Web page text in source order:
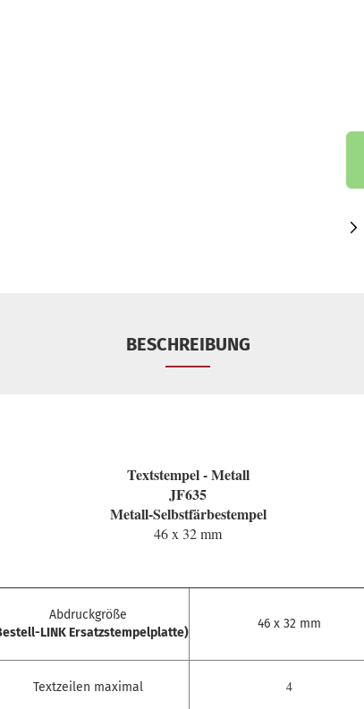
BESCHREIBUNG
Textstempel - Metall
JF635
Metall-Selbstfärbestempel
46 x 32 mm
Abdruckgröße
LINK Ersatzstempelplatte)
46 x 32 mm
Textzeilen maximal 4